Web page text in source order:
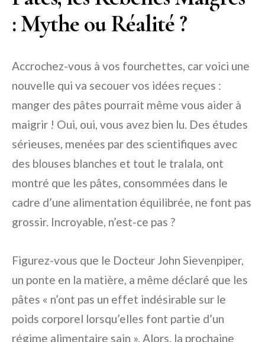
: Mythe ou Réalité ?
Accrochez-vous à vos fourchettes, car voici une
nouvelle qui va secouer vos idées reçues :
manger des pâtes pourrait même vous aider à
maigrir ! Oui, oui, vous avez bien lu. Des études
sérieuses, menées par des scientifiques avec
des blouses blanches et tout le tralala, ont
montré que les pâtes, consommées dans le
cadre d’une alimentation équilibrée, ne font pas
grossir. Incroyable, n’est-ce pas ?
Figurez-vous que le Docteur John Sievenpiper,
un ponte en la matière, a même déclaré que les
pâtes « n’ont pas un effet indésirable sur le
poids corporel lorsqu’elles font partie d’un
régime alimentaire sain ». Alors, la prochaine